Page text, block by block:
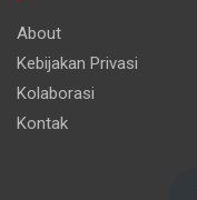
About
Kebijakan Privasi
Kolaborasi
Kontak